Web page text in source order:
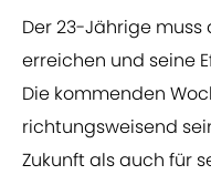
Der 23-Jährige
erreichen und seine
Die kommenden
richtungsweisend
Zukunft als auch für